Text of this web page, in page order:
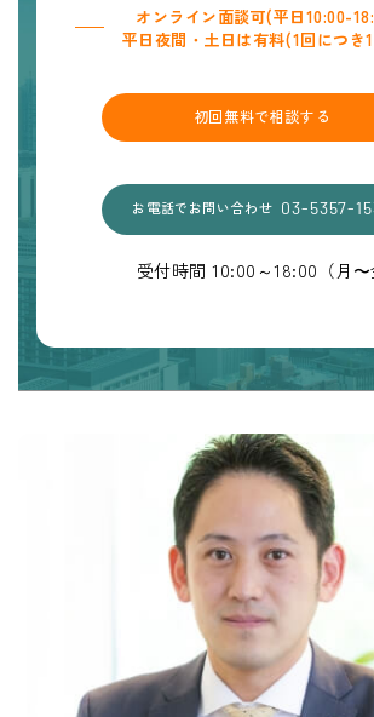
オンライン面談可(平日10:00-
平日夜間・土日は有料(1回につき
初回無料で相談する
お電話でお問い合わせ 03-5357-
受付時間 10:00～18:00（月〜